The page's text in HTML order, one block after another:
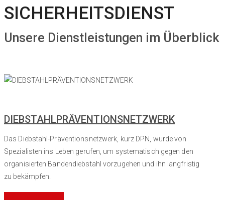
SICHERHEITSDIENST
Unsere Dienstleistungen im Überblick
DIEBSTAHLPRÄVENTIONSNETZWERK
Das Diebstahl-Präventionsnetzwerk, kurz DPN, wurde von
Spezialisten ins Leben gerufen, um systematisch gegen den
organisierten Bandendiebstahl vorzugehen und ihn langfristig
zu bekämpfen.